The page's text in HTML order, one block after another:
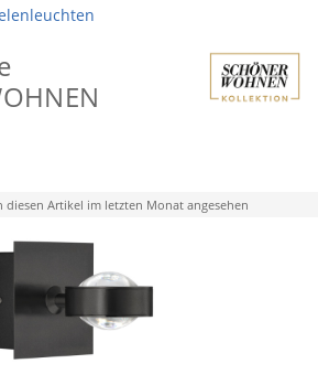
diesen Artikel im letzten Monat angesehen